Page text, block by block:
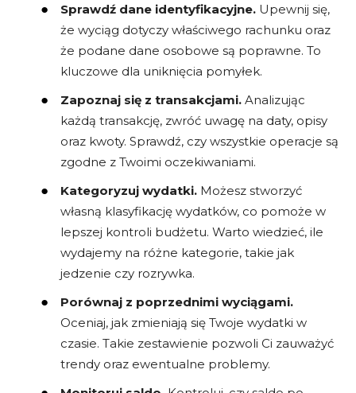
Sprawdź dane identyfikacyjne. Upewnij się,
że wyciąg dotyczy właściwego rachunku oraz
że podane dane osobowe są poprawne. To
kluczowe dla uniknięcia pomyłek.
Zapoznaj się z transakcjami. Analizując
każdą transakcję, zwróć uwagę na daty, opisy
oraz kwoty. Sprawdź, czy wszystkie operacje są
zgodne z Twoimi oczekiwaniami.
Kategoryzuj wydatki. Możesz stworzyć
własną klasyfikację wydatków, co pomoże w
lepszej kontroli budżetu. Warto wiedzieć, ile
wydajemy na różne kategorie, takie jak
jedzenie czy rozrywka.
Porównaj z poprzednimi wyciągami.
Oceniaj, jak zmieniają się Twoje wydatki w
czasie. Takie zestawienie pozwoli Ci zauważyć
trendy oraz ewentualne problemy.